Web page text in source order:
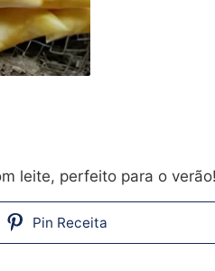
leite, perfeito para o verão!
Pin Receita